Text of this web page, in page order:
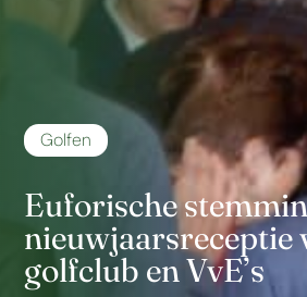
Golfen
Euforische
nieuwjaarsreceptie
golfclub en VvE’s